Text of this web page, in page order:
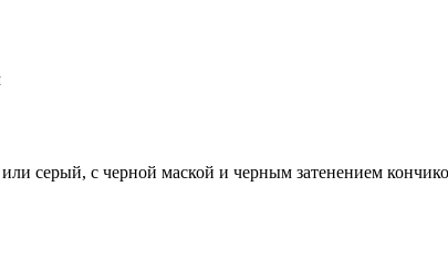
серый, с черной маской и черным затенением